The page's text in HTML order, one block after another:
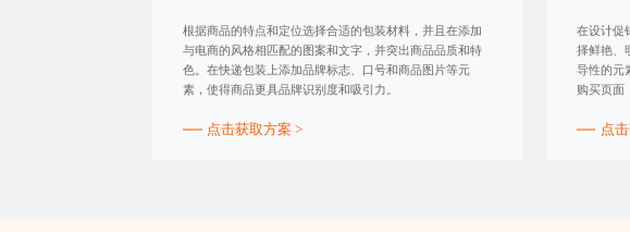
根据商品的特点和定位选择合适的包装材料，并且在添加
与电商的风格相匹配的图案和文字，并突出商品品质和特
色。在快递包装上添加品牌标志、口号和商品图片等元
素，使得商品更具品牌识别度和吸引力。
点击获取方案 >
在设计促
择鲜艳、
导性的元
购买页面
点